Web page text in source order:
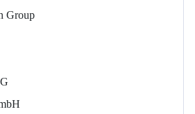
Group